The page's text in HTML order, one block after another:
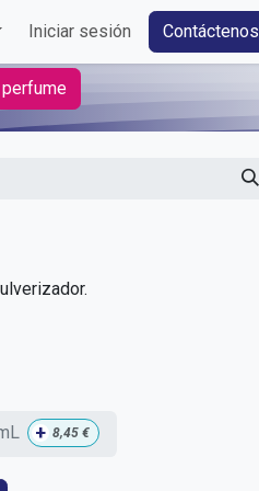
Iniciar sesión Contáctenos
perfume
+ 8,45 €